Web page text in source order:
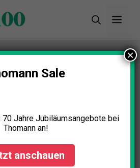
Sale
Jahre Jubiläumsangebote bei
Thomann an!
anschauen
×